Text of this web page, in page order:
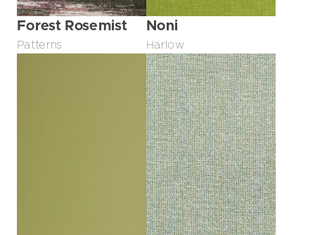
Forest Rosemist
Patterns
Noni
Harlow